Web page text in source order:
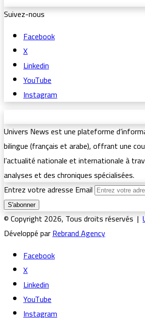
Suivez-nous
Facebook
X
Linkedin
YouTube
Instagram
Univers News est une plateforme
bilingue (français et arabe), offrant une
l’actualité nationale et internationale à
analyses et des chroniques spécialisées.
Entrez votre adresse Email
© Copyright 2026, Tous droits réservés |
Développé parRebrand Agency
Facebook
X
Linkedin
YouTube
Instagram